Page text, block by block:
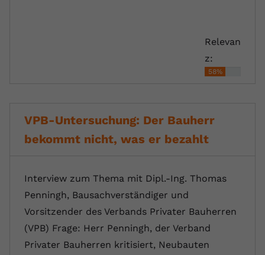
Relevan
z:
58%
VPB-Untersuchung: Der Bauherr
bekommt nicht, was er bezahlt
Interview zum Thema mit Dipl.-Ing. Thomas
Penningh, Bausachverständiger und
Vorsitzender des Verbands Privater Bauherren
(VPB) Frage: Herr Penningh, der Verband
Privater Bauherren kritisiert, Neubauten